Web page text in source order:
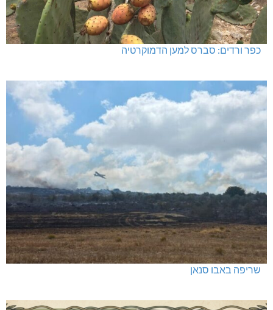
כפר ורדים: סברס למען הדמוקרטיה
שריפה באבו סנאן